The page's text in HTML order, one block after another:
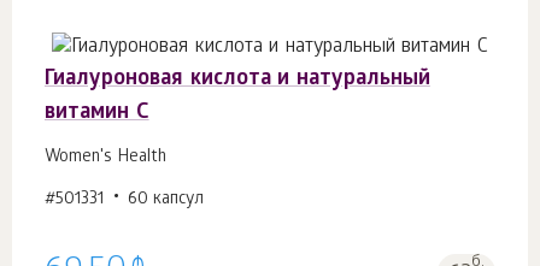
Гиалуроновая кислота и натуральный
витамин С
Women's Health
#501331 60 капсул